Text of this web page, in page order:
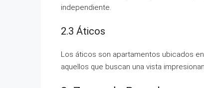
independiente.
2.3 Áticos
Los áticos son apartamentos ubicados
aquellos que buscan una vista